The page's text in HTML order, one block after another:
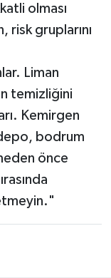
olması
risk gruplarını
Liman
temizliğini
Kemirgen
depo, bodrum
önce